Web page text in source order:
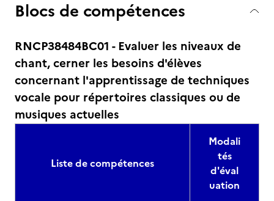
Blocs de compétences
RNCP38484BC01 - Evaluer les niveaux de
chant, cerner les besoins d'élèves
concernant l'apprentissage de techniques
vocale pour répertoires classiques ou de
musiques actuelles
Liste de compétences
Modali
tés
d'éval
uation